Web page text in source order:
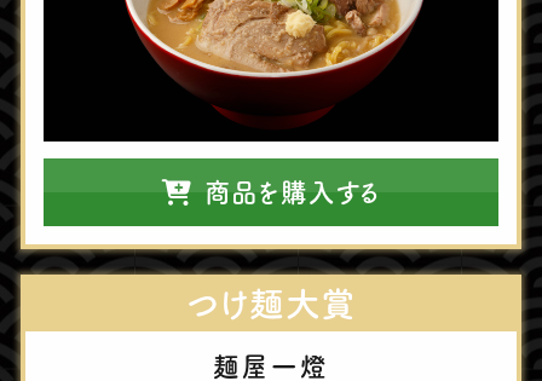
商品を購入する
つけ麺⼤賞
麺屋⼀燈